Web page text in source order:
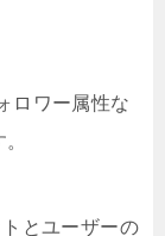
ロワー属性な
とユーザーの